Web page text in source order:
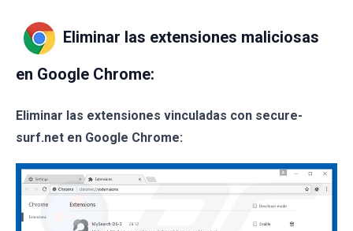
Eliminar las extensiones maliciosas
en Google Chrome:
Eliminar las extensiones vinculadas con secure-
surf.net en Google Chrome: